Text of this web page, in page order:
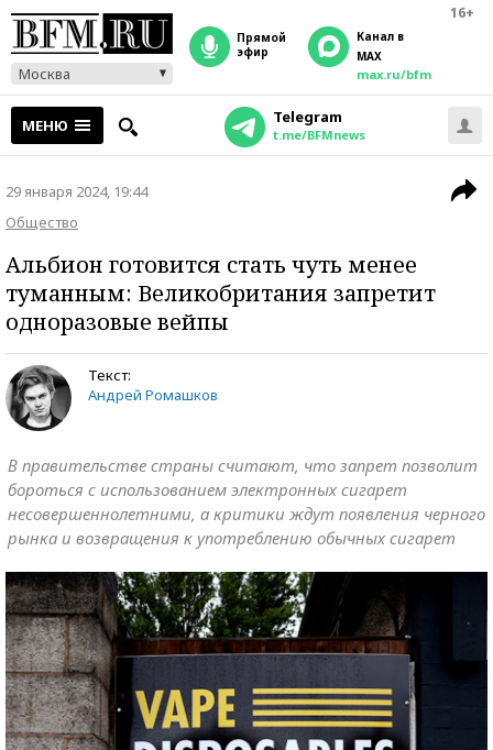
16+
Москва
прямой
эфир
Канал в
MAX
max.ru/bfm
МЕНЮ Telegram
t.me/BFMnews
29 января 2024, 19:44
Общество
Альбион готовится стать чуть менее
туманным: Великобритания запретит
одноразовые вейпы
Текст:
Андрей Ромашков
В правительстве страны считают, что запрет позволит
бороться с использованием электронных сигарет
несовершеннолетними, а критики ждут появления черного
рынка и возвращения к употреблению обычных сигарет